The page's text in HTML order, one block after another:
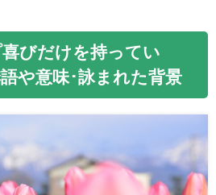
喜びだけを持ってい
や意味･詠まれた背景